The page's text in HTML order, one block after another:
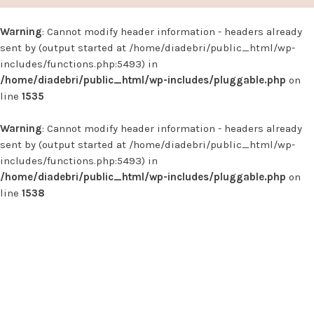
Warning: Cannot modify header information - headers already
sent by (output started at /home/diadebri/public_html/wp-
includes/functions.php:5493) in
/home/diadebri/public_html/wp-includes/pluggable.php on
line 1535
Warning: Cannot modify header information - headers already
sent by (output started at /home/diadebri/public_html/wp-
includes/functions.php:5493) in
/home/diadebri/public_html/wp-includes/pluggable.php on
line 1538